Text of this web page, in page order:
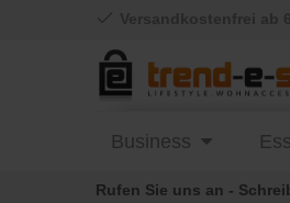
Business
Rufen Sie uns an -